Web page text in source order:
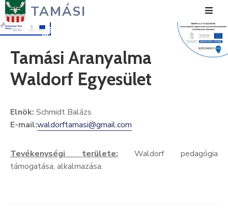
TAMÁSI
Polgármesteri
Hivatal
Közérdekű
Turizmus
Tamási Aranyalma
Waldorf Egyesület
Elnök: Schmidt Balázs
E-mail:waldorftamasi@gmail.com
Tevékenységi területe: Waldorf pedagógia
támogatása, alkalmazása.